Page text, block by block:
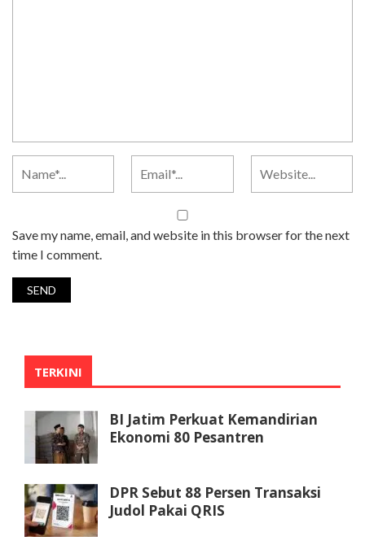
Save my name, email, and website in this browser for the next
time I comment.
TERKINI
BI Jatim Perkuat Kemandirian
Ekonomi 80 Pesantren
DPR Sebut 88 Persen Transaksi
Judol Pakai QRIS